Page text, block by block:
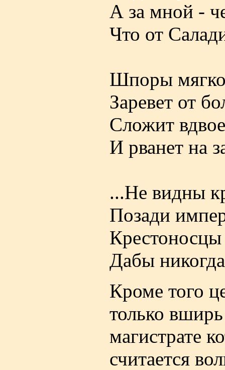
А за мной -
Что от
Шпоры
Заревет от
Сложит
И рванет на
...Не видны
Позади
Дабы
Кроме того
только
магистрате
считается